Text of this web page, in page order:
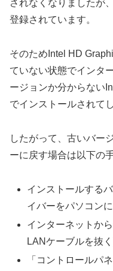
されなくなりましたが
登録されています。
そのためIntel HD
ていない状態でインタ
ージョンか分からない
でインストールされて
したがって、古いバー
ーに戻す場合は以下の
インストールする
イバーをパソコン
インターネットか
LANケーブルを抜
「コントロールパ